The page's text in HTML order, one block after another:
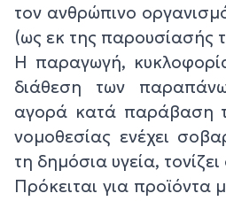
τον ανθρώπινο
(ως εκ της παρουσίασής
Η παραγωγή,
διάθεση των
αγορά κατά παράβαση
νομοθεσίας ενέχει
τη δημόσια υγεία,
Πρόκειται για προϊόντα